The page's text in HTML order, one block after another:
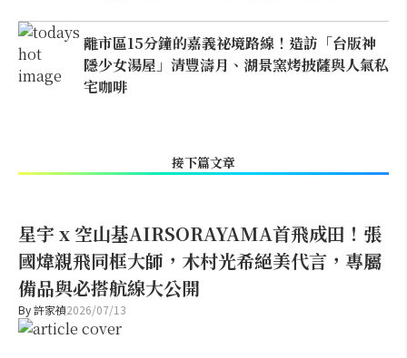
離市區15分鐘的嘉義祕境路線！造訪「台版神
隱少女湯屋」清豐濤月、湖景窯烤披薩與人氣私
宅咖啡
接下篇文章
星宇 x 空山基AIRSORAYAMA首飛成田！張
國煒親飛同框大師，木村光希絕美代言，專屬
備品與必搭航線大公開
By許家禎2026/07/13